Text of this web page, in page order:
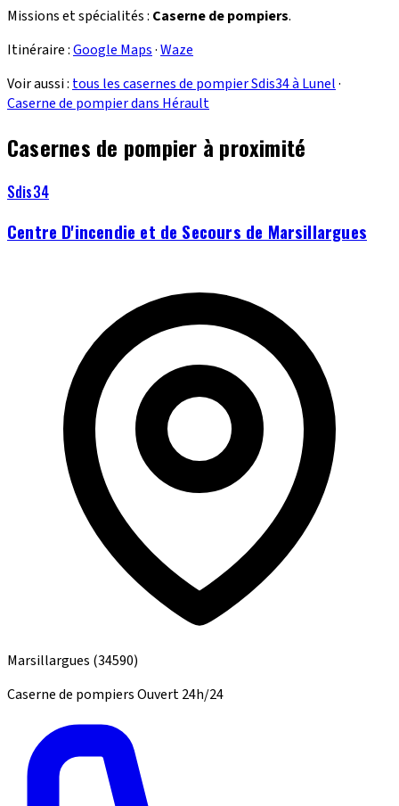
Missions et spécialités : Caserne de pompiers.
Itinéraire :Google Maps·Waze
Voir aussi : tous les casernes de pompier Sdis34 à Lunel·
Caserne de pompier dans Hérault
Casernes de pompier à proximité
Sdis34
Centre D'incendie et de Secours de Marsillargues
Marsillargues (34590)
Caserne de pompiersOuvert 24h/24